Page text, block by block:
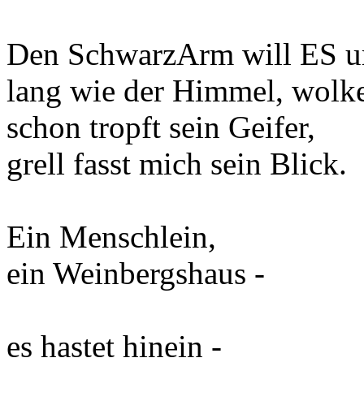
Den SchwarzArm will ES
lang wie der Himmel,
schon tropft sein Geifer,
grell fasst mich sein Blick.
Ein Menschlein,
ein Weinbergshaus -
es hastet hinein -